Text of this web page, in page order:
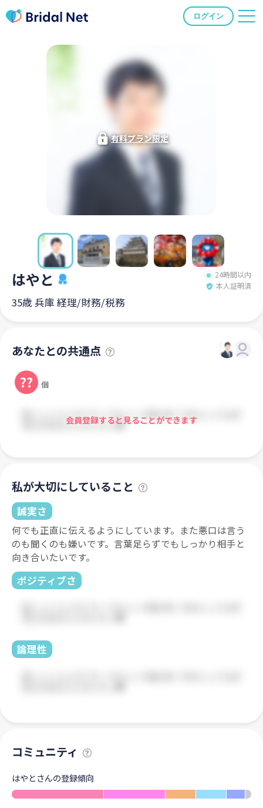
ログイン
有料プラン限定
はやと
24時間以内
本人証明済
35歳 兵庫 経理/財務/税務
あなたとの共通点
?? 個
会員登録すると見ることができます
私が大切にしていること
誠実さ
何でも正直に伝えるようにしています。また悪口は言う
のも聞くのも嫌いです。言葉足らずでもしっかり相手と
向き合いたいです。
ポジティブさ
論理性
コミュニティ
はやとさんの登録傾向